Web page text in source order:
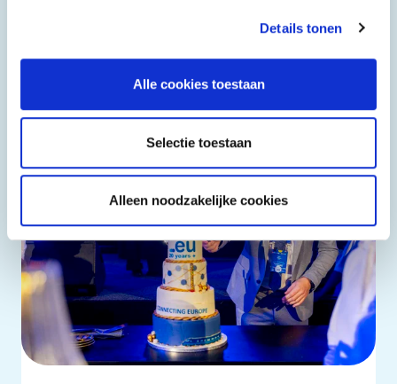
Details tonen
Alle cookies toestaan
Selectie toestaan
Alleen noodzakelijke cookies